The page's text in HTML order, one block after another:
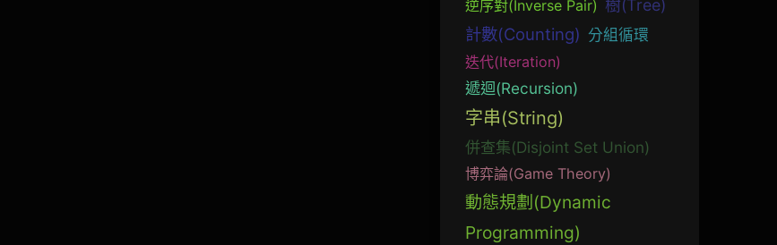
逆序對(Inverse Pair) 樹(Tree)
計數(Counting) 分組循環
迭代(Iteration)
遞迴(Recursion)
字串(String)
併查集(Disjoint Set Union)
博弈論(Game Theory)
動態規劃(Dynamic
Programming)